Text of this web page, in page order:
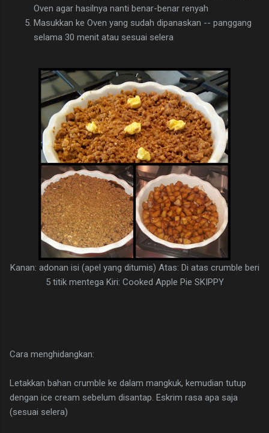
Oven agar hasilnya nanti benar-benar renyah
Masukkan ke Oven yang sudah dipanaskan -- panggang
selama 30 menit atau sesuai selera
Kanan: adonan isi (apel yang ditumis) Atas: Di atas crumble beri
5 titik mentega Kiri: Cooked Apple Pie SKIPPY
Cara menghidangkan:
Letakkan bahan crumble ke dalam mangkuk, kemudian tutup
dengan ice cream sebelum disantap. Eskrim rasa apa saja
(sesuai selera)